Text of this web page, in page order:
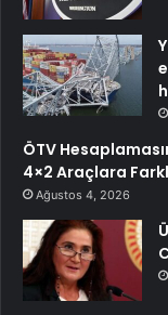
ÖTV
4×2 Araçlara
Ağustos 4, 2026